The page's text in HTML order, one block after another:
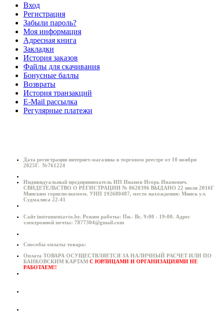
Вход
Регистрация
Забыли пароль?
Моя информация
Адресная книга
Закладки
История заказов
Файлы для скачивания
Бонусные баллы
Возвраты
История транзакций
E-Mail рассылка
Регулярные платежи
Дата регистрации интернет-магазина в торговом реестре от 10 ноября
2025Г. №761224
Индивидуальный предприниматель ИП Иванов Игорь Иванович.
СВИДЕТЕЛЬСТВО О РЕГИСТРАЦИИ № 0620396 ВЫДАНО 22 июля 2016Г
Минским горисполкомом. УНП 192680487, место нахождения: Минск ул.
Судмалиса 22-41
Сайт instrumentavto.by. Режим работы: Пн.- Вс. 9:00 - 19:00. Адрес
электронной почты: 7877304@gmail.com
Способы оплаты товара:
Оплата ТОВАРА ОСУЩЕСТВЛЯЕТСЯ ЗА НАЛИЧНЫЙ РАСЧЕТ ИЛИ ПО
БАНКОВСКИМ КАРТАМ С ЮРЛИЦАМИ И ОРГАНИЗАЦИЯМИ НЕ
РАБОТАЕМ!!